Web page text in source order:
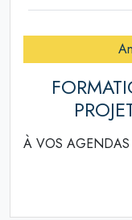
À VOS AGENDAS